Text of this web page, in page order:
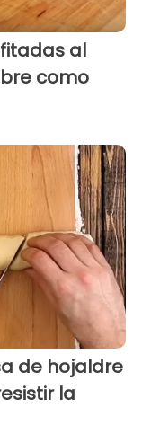
al
como
de hojaldre
la